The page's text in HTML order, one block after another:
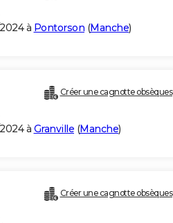
à Pontorson (Manche)
Créer une cagnotte obsèques
à Granville (Manche)
Créer une cagnotte obsèques